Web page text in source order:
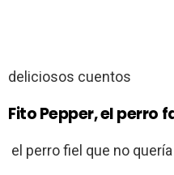
deliciosos cuentos
Fito Pepper, el perro
el perro fiel que no